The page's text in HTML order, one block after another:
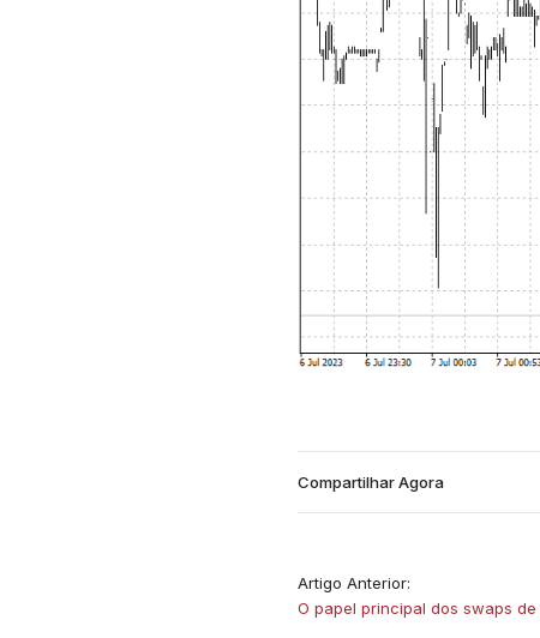
Compartilhar Agora
Artigo Anterior:
O papel principal dos swaps de